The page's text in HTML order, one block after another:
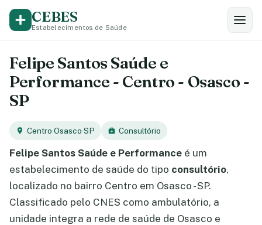
CEBES
Estabelecimentos de Saúde
Felipe Santos Saúde e
Performance - Centro - Osasco -
SP
Centro·Osasco·SP Consultório
Felipe Santos Saúde e Performance é um
estabelecimento de saúde do tipo consultório,
localizado no bairro Centro em Osasco - SP.
Classificado pelo CNES como ambulatório, a
unidade integra a rede de saúde de Osasco e